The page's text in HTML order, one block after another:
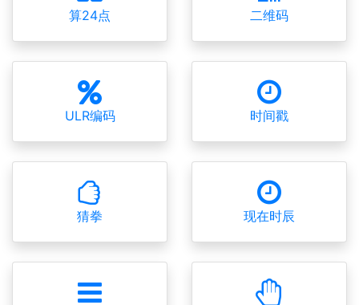
算24点 二维码
ULR编码 时间戳
猜拳 现在时辰